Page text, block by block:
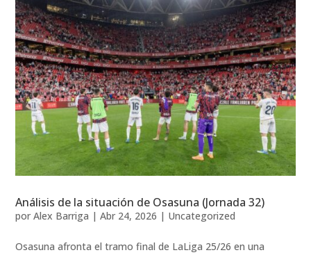
Análisis de la situación de Osasuna (Jornada 32)
porAlex Barriga |Abr 24, 2026 | Uncategorized
Osasuna afronta el tramo final de LaLiga 25/26 en una